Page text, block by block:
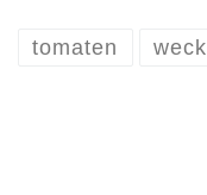
tomaten